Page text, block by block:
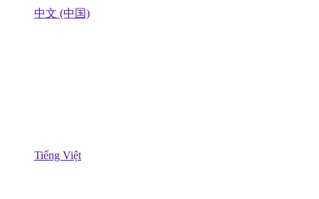
中文 (中国)
Tiếng Việt